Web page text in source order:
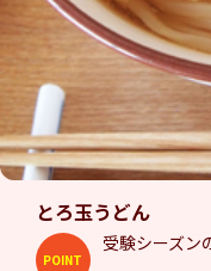
とろ玉うどん
POINT
受験シーズン